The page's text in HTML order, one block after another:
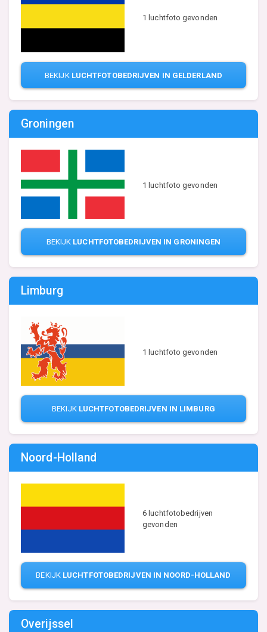
1 luchtfoto gevonden
BEKIJK LUCHTFOTOBEDRIJVEN IN GELDERLAND
Groningen
1 luchtfoto gevonden
BEKIJK LUCHTFOTOBEDRIJVEN IN GRONINGEN
Limburg
1 luchtfoto gevonden
BEKIJK LUCHTFOTOBEDRIJVEN IN LIMBURG
Noord-Holland
6 luchtfotobedrijven
gevonden
BEKIJK LUCHTFOTOBEDRIJVEN IN NOORD-HOLLAND
Overijssel